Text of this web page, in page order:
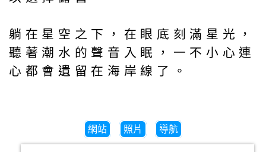
躺在星空之下，在眼底刻滿星光，
聽著潮水的聲音入眠，一不小心連
心都會遺留在海岸線了。
網站 照片 導航